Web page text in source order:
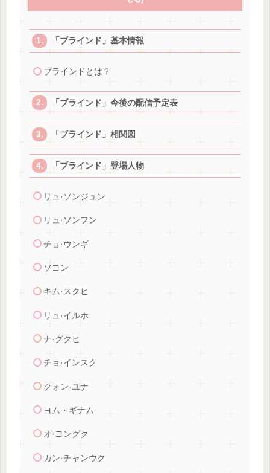
「ブラインド」基本情報
ブラインドとは？
「ブラインド」今後の配信予定表
「ブラインド」相関図
「ブラインド」登場人物
リュ·ソンジュン
リュ·ソンフン
チョ·ウンギ
ソヨン
キム·スクヒ
リュ·イルホ
ナ·グクヒ
チョ·インスク
クォン·ユナ
ヨム・ギナム
オ·ヨングク
カン·チャンウク